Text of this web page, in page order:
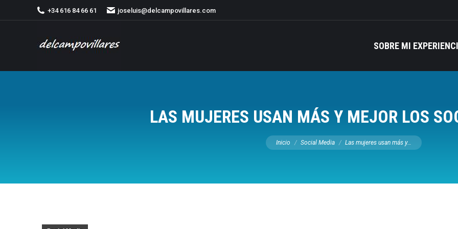
+34 616 84 66 61 joseluis@delcampovillares.com
SOBRE MI
LAS MUJERES USAN MÁS Y MEJOR LOS
Estás aquí:
Inicio Social Media Las mujeres usan más y…